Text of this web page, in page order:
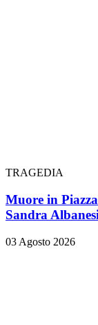
TRAGEDIA
Muore in
Sandra Albanesi
03 Agosto 2026